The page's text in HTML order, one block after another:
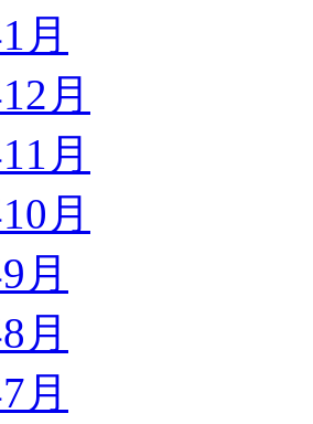
月
月
月
月
月
月
月